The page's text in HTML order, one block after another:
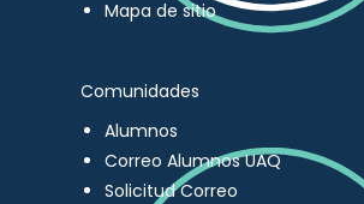
Mapa de sitio
Comunidades
Alumnos
Correo Alumnos UAQ
Solicitud Correo